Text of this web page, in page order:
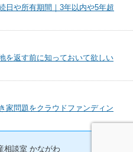
日や所有期間｜3年以内や5年超
を返す前に知っておいて欲しい
家問題をクラウドファンディン
談室 かながわ